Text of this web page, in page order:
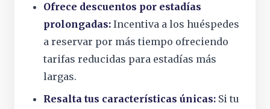
Ofrece descuentos por estadías
prolongadas: Incentiva a los huéspedes
a reservar por más tiempo ofreciendo
tarifas reducidas para estadías más
largas.
Resalta tus características únicas: Si tu